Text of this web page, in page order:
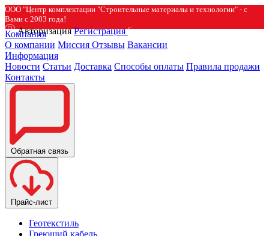
ООО "Центр комплектации "Строительные материалы и технологии" - с
Вами с 2003 года!
Авторизация Регистрация
Компания
О компании Миссия Отзывы Вакансии
Информация
Новости Статьи Доставка Способы оплаты Правила продажи
Контакты
Обратная связь
Прайс-лист
Геотекстиль
Греющий кабель